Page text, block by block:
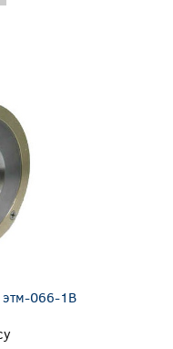
этм-066-1В